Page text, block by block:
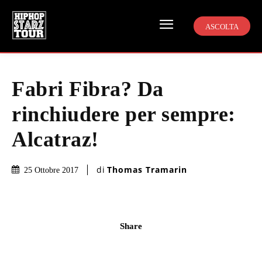
ASCOLTA
Fabri Fibra? Da
rinchiudere per sempre:
Alcatraz!
25 Ottobre 2017 di Thomas Tramarin
Share